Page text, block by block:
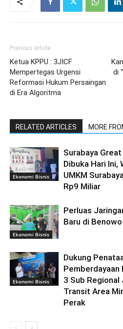
Previous article
Ketua KPPU : 3JICF
Mempertegas Urgensi
Reformasi Hukum Persaingan
di Era Algoritma
di
RELATED ARTICLES MORE
Ekonomi Bisnis
Surabaya
Dibuka Hari Ini,
UMKM
Rp9 Miliar
Ekonomi Bisnis
Perluas
Baru di
Ekonomi Bisnis
Dukung
Pemberdayaan
3 Sub Regional
Transit Area
Perak